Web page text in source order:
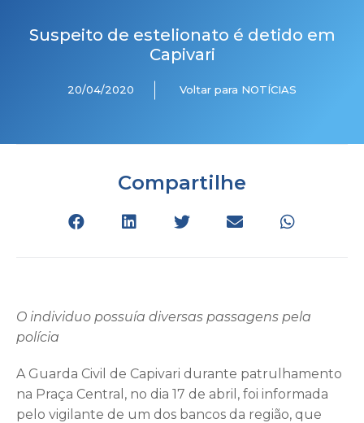
Suspeito de estelionato é detido em
Capivari
20/04/2020 Voltar para NOTÍCIAS
Compartilhe
O individuo possuía diversas passagens pela
polícia
A Guarda Civil de Capivari durante patrulhamento
na Praça Central, no dia 17 de abril, foi informada
pelo vigilante de um dos bancos da região, que